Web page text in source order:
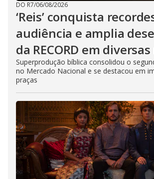
DO R7/06/08/2026
‘Reis’ conquista
audiência e amplia
da RECORD em
Superprodução bíblica consolidou o
no Mercado Nacional e se destacou em
praças